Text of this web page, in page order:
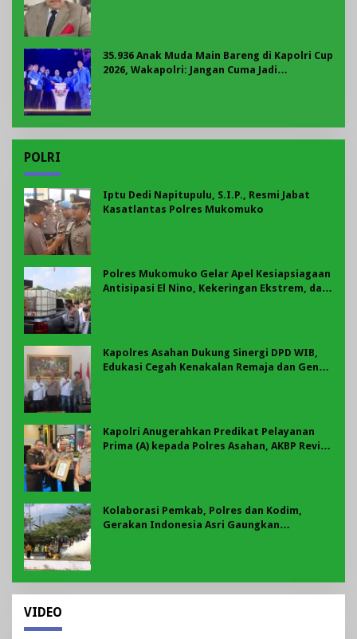
35.936 Anak Muda Main Bareng di Kapolri Cup
2026, Wakapolri: Jangan Cuma Jadi
POLRI
Iptu Dedi Napitupulu, S.I.P., Resmi Jabat
Kasatlantas Polres Mukomuko
Polres Mukomuko Gelar Apel Kesiapsiagaan
Antisipasi El Nino, Kekeringan Ekstrem, dan
Kapolres Asahan Dukung Sinergi DPD WIB,
Edukasi Cegah Kenakalan Remaja dan Geng
Kapolri Anugerahkan Predikat Pelayanan
Prima (A) kepada Polres Asahan, AKBP Revi
Kolaborasi Pemkab, Polres dan Kodim,
Gerakan Indonesia Asri Gaungkan
VIDEO